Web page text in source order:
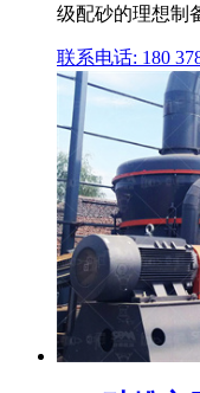
级配砂的理想制
联系电话: 180